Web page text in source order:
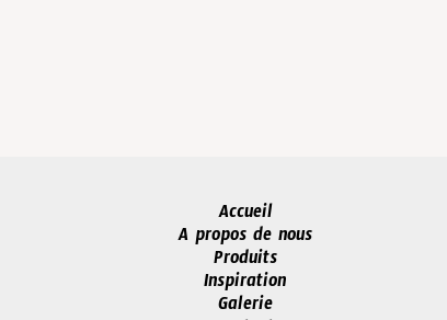
Accueil
A propos de nous
Produits
Inspiration
Galerie